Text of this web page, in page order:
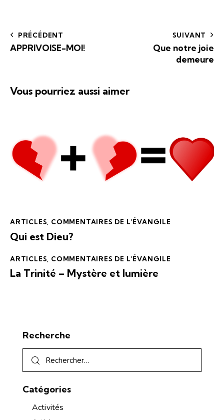
PRÉCÉDENT
APPRIVOISE-MOI!
SUIVANT
Que notre joie
demeure
Vous pourriez aussi aimer
ARTICLES, COMMENTAIRES DE L'ÉVANGILE
Qui est Dieu?
ARTICLES COMMENTAIRES DE L'ÉVANGILE
La Trinité – Mystère et lumière
Recherche
Catégories
Activités